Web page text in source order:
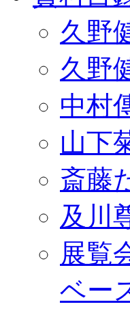
久野
久野
中村
山下
斎藤
及川
展覧
ベー